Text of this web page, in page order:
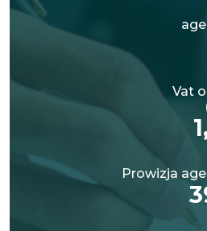
Vat
Prowizja